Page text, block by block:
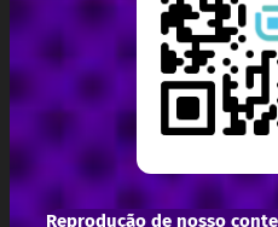
Reprodução de nosso